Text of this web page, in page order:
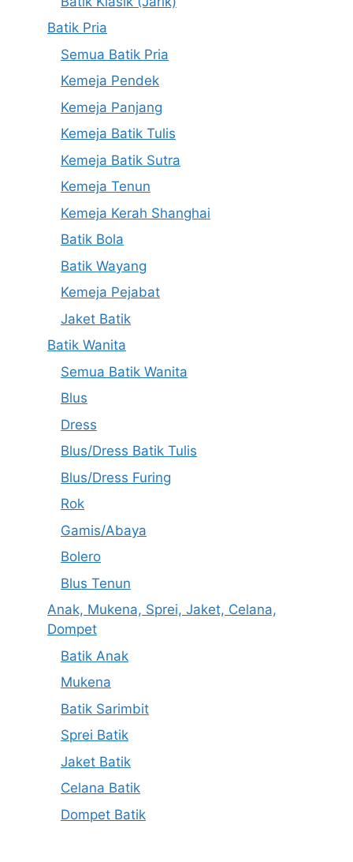
Batik Pria
Semua Batik Pria
Kemeja Pendek
Kemeja Panjang
Kemeja Batik Tulis
Kemeja Batik Sutra
Kemeja Tenun
Kemeja Kerah Shanghai
Batik Bola
Batik Wayang
Kemeja Pejabat
Jaket Batik
Batik Wanita
Semua Batik Wanita
Blus
Dress
Blus/Dress Batik Tulis
Blus/Dress Furing
Rok
Gamis/Abaya
Bolero
Blus Tenun
Anak, Mukena, Sprei, Jaket, Celana,
Dompet
Batik Anak
Mukena
Batik Sarimbit
Sprei Batik
Jaket Batik
Celana Batik
Dompet Batik